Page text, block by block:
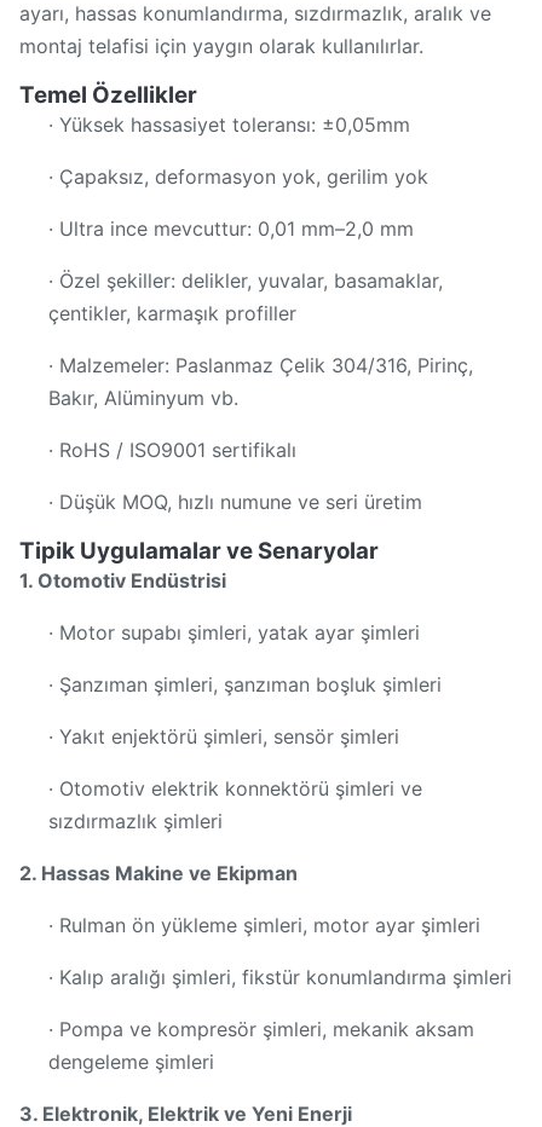
ayarı, hassas konumlandırma, sızdırmazlık, aralık ve
montaj telafisi için yaygın olarak kullanılırlar.
Temel Özellikler
· Yüksek hassasiyet toleransı: ±0,05mm
· Çapaksız, deformasyon yok, gerilim yok
· Ultra ince mevcuttur: 0,01 mm–2,0 mm
· Özel şekiller: delikler, yuvalar, basamaklar,
çentikler, karmaşık profiller
· Malzemeler: Paslanmaz Çelik 304/316, Pirinç,
Bakır, Alüminyum vb.
· RoHS / ISO9001 sertifikalı
· Düşük MOQ, hızlı numune ve seri üretim
Tipik Uygulamalar ve Senaryolar
1. Otomotiv Endüstrisi
· Motor supabı şimleri, yatak ayar şimleri
· Şanzıman şimleri, şanzıman boşluk şimleri
· Yakıt enjektörü şimleri, sensör şimleri
· Otomotiv elektrik konnektörü şimleri ve
sızdırmazlık şimleri
2. Hassas Makine ve Ekipman
· Rulman ön yükleme şimleri, motor ayar şimleri
· Kalıp aralığı şimleri, fikstür konumlandırma şimleri
· Pompa ve kompresör şimleri, mekanik aksam
dengeleme şimleri
3. Elektronik, Elektrik ve Yeni Enerji